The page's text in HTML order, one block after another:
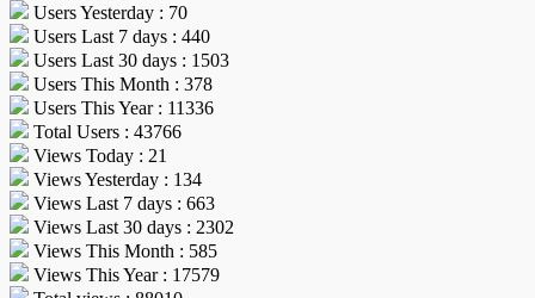
Users Yesterday : 70
Users Last 7 days : 440
Users Last 30 days : 1503
Users This Month : 378
Users This Year : 11336
Total Users : 43766
Views Today : 21
Views Yesterday : 134
Views Last 7 days : 663
Views Last 30 days : 2302
Views This Month : 585
Views This Year : 17579